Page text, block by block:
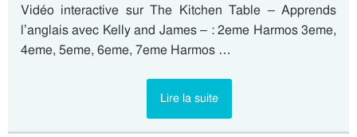
Vidéo interactive sur The Kitchen Table – Apprends
l’anglais avec Kelly and James – : 2eme Harmos 3eme,
4eme, 5eme, 6eme, 7eme Harmos …
Lire la suite